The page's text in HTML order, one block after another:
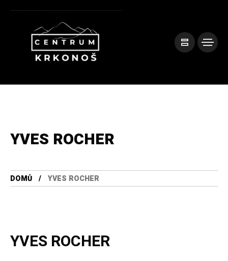
YVES ROCHER
DOMŮ YVES ROCHER
YVES ROCHER